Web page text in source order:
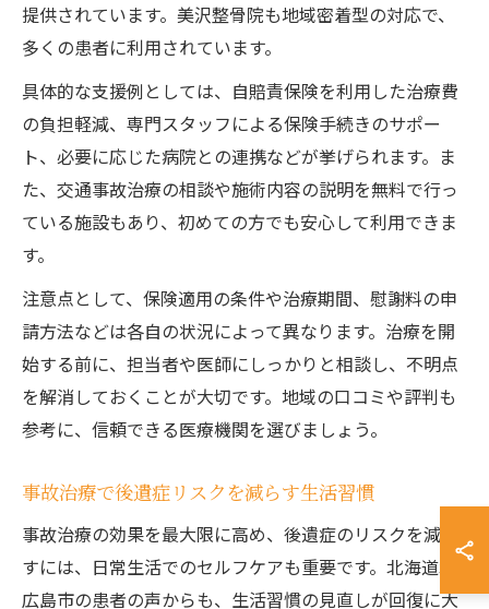
提供されています。美沢整骨院も地域密着型の対応で、
多くの患者に利用されています。
具体的な支援例としては、自賠責保険を利用した治療費
の負担軽減、専門スタッフによる保険手続きのサポー
ト、必要に応じた病院との連携などが挙げられます。ま
た、交通事故治療の相談や施術内容の説明を無料で行っ
ている施設もあり、初めての方でも安心して利用できま
す。
注意点として、保険適用の条件や治療期間、慰謝料の申
請方法などは各自の状況によって異なります。治療を開
始する前に、担当者や医師にしっかりと相談し、不明点
を解消しておくことが大切です。地域の口コミや評判も
参考に、信頼できる医療機関を選びましょう。
事故治療で後遺症リスクを減らす生活習慣
事故治療の効果を最大限に高め、後遺症のリスクを減ら
すには、日常生活でのセルフケアも重要です。北海道北
広島市の患者の声からも、生活習慣の見直しが回復に大